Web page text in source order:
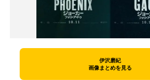
伊沢磨紀
画像まとめを見る